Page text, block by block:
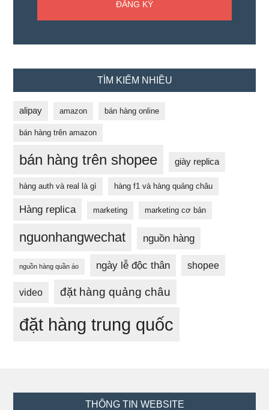
TÌM KIẾM NHIỀU
alipay amazon bán hàng online
bán hàng trên amazon
bán hàng trên shopee giày replica
hàng auth và real là gì hàng f1 và hàng quảng châu
Hàng replica marketing marketing cơ bản
nguonhangwechat nguồn hàng
nguồn hàng quần áo ngày lễ độc thân shopee
video đặt hàng quảng châu
đặt hàng trung quốc
THÔNG TIN WEBSITE